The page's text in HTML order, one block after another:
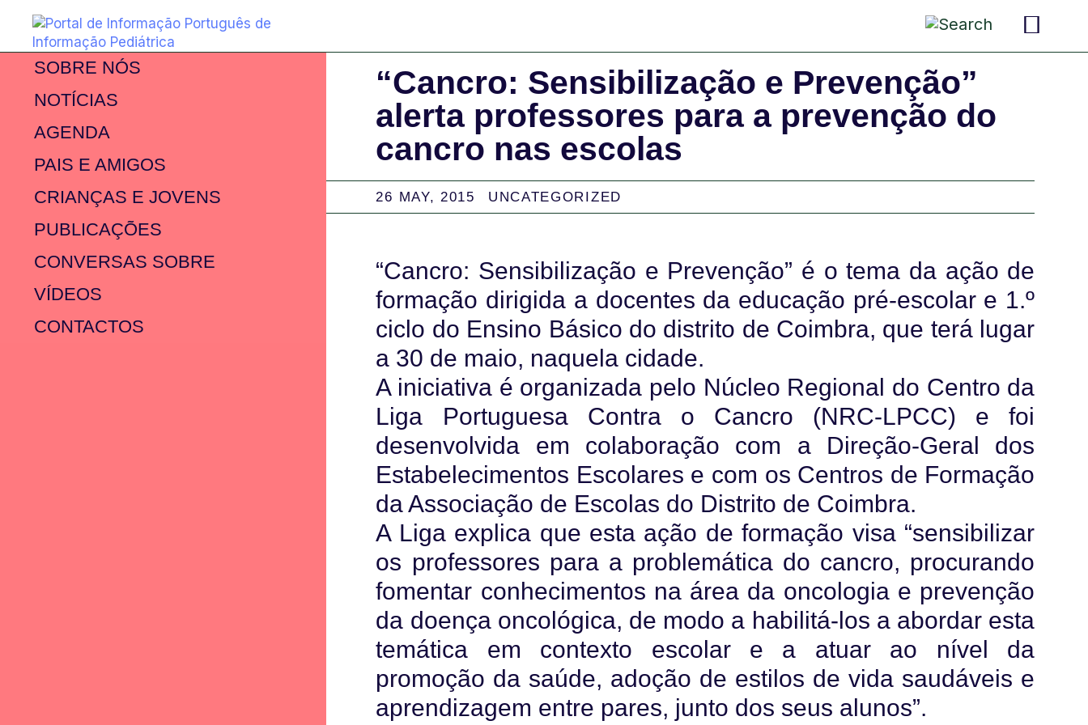
SOBRE NÓS
NOTÍCIAS
AGENDA
PAIS E AMIGOS
CRIANÇAS E JOVENS
PUBLICAÇÕES
CONVERSAS SOBRE
VÍDEOS
CONTACTOS
“Cancro: Sensibilização e Prevenção”
alerta professores para a prevenção do
cancro nas escolas
26 MAY, 2015 UNCATEGORIZED
“Cancro: Sensibilização e Prevenção” é o tema da ação de
formação dirigida a docentes da educação pré-escolar e 1.º
ciclo do Ensino Básico do distrito de Coimbra, que terá lugar
a 30 de maio, naquela cidade.
A iniciativa é organizada pelo Núcleo Regional do Centro da
Liga Portuguesa Contra o Cancro (NRC-LPCC) e foi
desenvolvida em colaboração com a Direção-Geral dos
Estabelecimentos Escolares e com os Centros de Formação
da Associação de Escolas do Distrito de Coimbra.
A Liga explica que esta ação de formação visa “sensibilizar
os professores para a problemática do cancro, procurando
fomentar conhecimentos na área da oncologia e prevenção
da doença oncológica, de modo a habilitá-los a abordar esta
temática em contexto escolar e a atuar ao nível da
promoção da saúde, adoção de estilos de vida saudáveis e
aprendizagem entre pares, junto dos seus alunos”.